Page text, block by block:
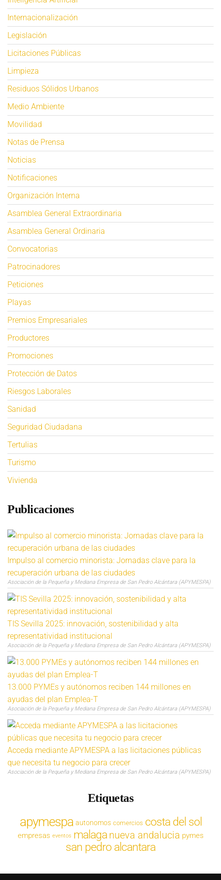
Internacionalización
Legislación
Licitaciones Públicas
Limpieza
Residuos Sólidos Urbanos
Medio Ambiente
Movilidad
Notas de Prensa
Noticias
Notificaciones
Organización Interna
Asamblea General Extraordinaria
Asamblea General Ordinaria
Convocatorias
Patrocinadores
Peticiones
Playas
Premios Empresariales
Productores
Promociones
Protección de Datos
Riesgos Laborales
Sanidad
Seguridad Ciudadana
Tertulias
Turismo
Vivienda
Publicaciones
Impulso al comercio minorista: Jornadas clave para la
recuperación urbana de las ciudades
Asociación de la Pequeña y Mediana Empresa de San Pedro Alcántara (APYMESPA)
TIS Sevilla 2025: innovación, sostenibilidad y alta
representatividad institucional
Asociación de la Pequeña y Mediana Empresa de San Pedro Alcántara (APYMESPA)
13.000 PYMEs y autónomos reciben 144 millones en
ayudas del plan Emplea-T
Asociación de la Pequeña y Mediana Empresa de San Pedro Alcántara (APYMESPA)
Acceda mediante APYMESPA a las licitaciones públicas
que necesita tu negocio para crecer
Asociación de la Pequeña y Mediana Empresa de San Pedro Alcántara (APYMESPA)
Etiquetas
apymespa autonomos comercios costa del sol
empresas eventos malaga nueva andalucia pymes
san pedro alcantara